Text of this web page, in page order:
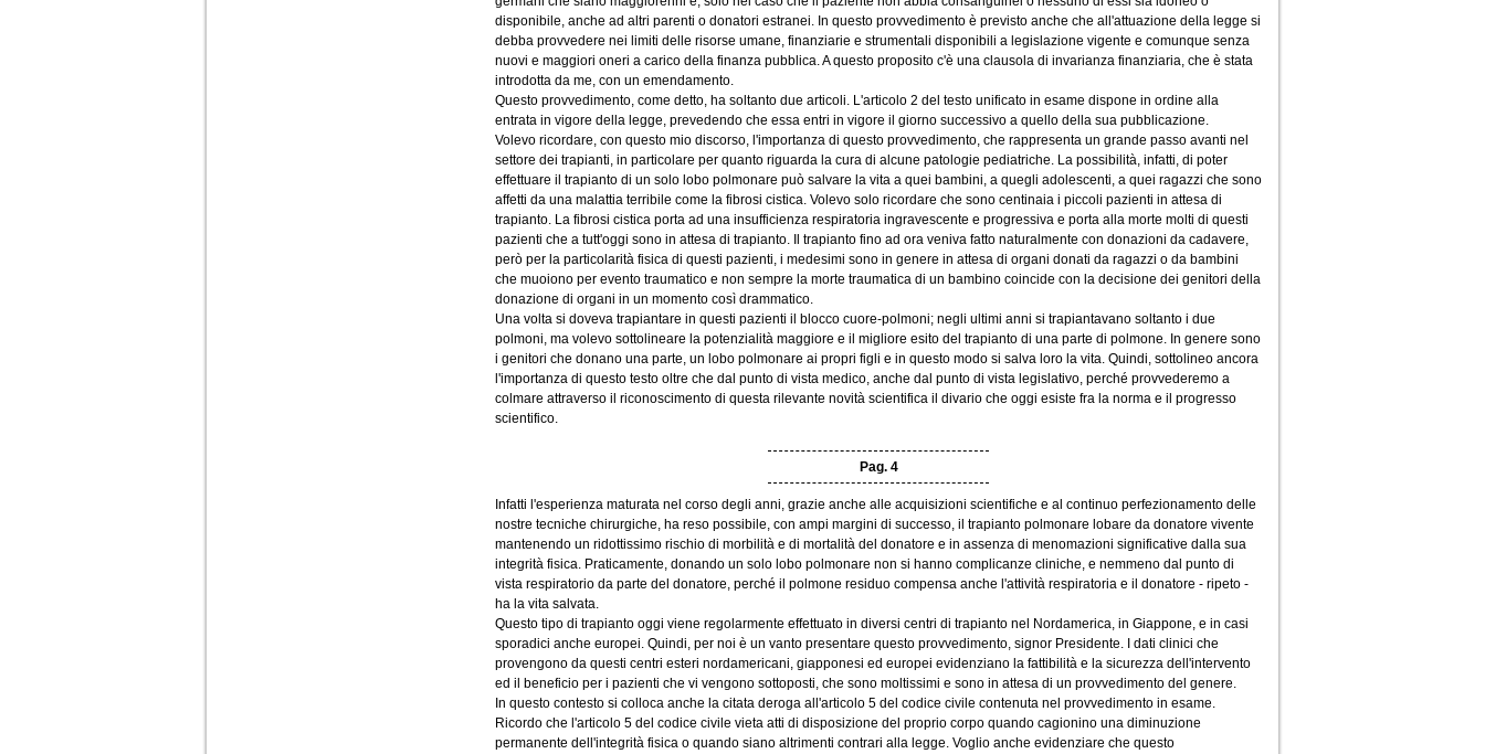
disponibile, anche ad altri parenti o donatori estranei. In questo provvedimento è previsto anche che all'attuazione della legge si
debba provvedere nei limiti delle risorse umane, finanziarie e strumentali disponibili a legislazione vigente e comunque senza
nuovi e maggiori oneri a carico della finanza pubblica. A questo proposito c'è una clausola di invarianza finanziaria, che è stata
introdotta da me, con un emendamento.
Questo provvedimento, come detto, ha soltanto due articoli. L'articolo 2 del testo unificato in esame dispone in ordine alla
entrata in vigore della legge, prevedendo che essa entri in vigore il giorno successivo a quello della sua pubblicazione.
Volevo ricordare, con questo mio discorso, l'importanza di questo provvedimento, che rappresenta un grande passo avanti nel
settore dei trapianti, in particolare per quanto riguarda la cura di alcune patologie pediatriche. La possibilità, infatti, di poter
effettuare il trapianto di un solo lobo polmonare può salvare la vita a quei bambini, a quegli adolescenti, a quei ragazzi che sono
affetti da una malattia terribile come la fibrosi cistica. Volevo solo ricordare che sono centinaia i piccoli pazienti in attesa di
trapianto. La fibrosi cistica porta ad una insufficienza respiratoria ingravescente e progressiva e porta alla morte molti di questi
pazienti che a tutt'oggi sono in attesa di trapianto. Il trapianto fino ad ora veniva fatto naturalmente con donazioni da cadavere,
però per la particolarità fisica di questi pazienti, i medesimi sono in genere in attesa di organi donati da ragazzi o da bambini
che muoiono per evento traumatico e non sempre la morte traumatica di un bambino coincide con la decisione dei genitori della
donazione di organi in un momento così drammatico.
Una volta si doveva trapiantare in questi pazienti il blocco cuore-polmoni; negli ultimi anni si trapiantavano soltanto i due
polmoni, ma volevo sottolineare la potenzialità maggiore e il migliore esito del trapianto di una parte di polmone. In genere sono
i genitori che donano una parte, un lobo polmonare ai propri figli e in questo modo si salva loro la vita. Quindi, sottolineo ancora
l'importanza di questo testo oltre che dal punto di vista medico, anche dal punto di vista legislativo, perché provvederemo a
colmare attraverso il riconoscimento di questa rilevante novità scientifica il divario che oggi esiste fra la norma e il progresso
scientifico.
Pag. 4
Infatti l'esperienza maturata nel corso degli anni, grazie anche alle acquisizioni scientifiche e al continuo perfezionamento delle
nostre tecniche chirurgiche, ha reso possibile, con ampi margini di successo, il trapianto polmonare lobare da donatore vivente
mantenendo un ridottissimo rischio di morbilità e di mortalità del donatore e in assenza di menomazioni significative dalla sua
integrità fisica. Praticamente, donando un solo lobo polmonare non si hanno complicanze cliniche, e nemmeno dal punto di
vista respiratorio da parte del donatore, perché il polmone residuo compensa anche l'attività respiratoria e il donatore - ripeto -
ha la vita salvata.
Questo tipo di trapianto oggi viene regolarmente effettuato in diversi centri di trapianto nel Nordamerica, in Giappone, e in casi
sporadici anche europei. Quindi, per noi è un vanto presentare questo provvedimento, signor Presidente. I dati clinici che
provengono da questi centri esteri nordamericani, giapponesi ed europei evidenziano la fattibilità e la sicurezza dell'intervento
ed il beneficio per i pazienti che vi vengono sottoposti, che sono moltissimi e sono in attesa di un provvedimento del genere.
In questo contesto si colloca anche la citata deroga all'articolo 5 del codice civile contenuta nel provvedimento in esame.
Ricordo che l'articolo 5 del codice civile vieta atti di disposizione del proprio corpo quando cagionino una diminuzione
permanente dell'integrità fisica o quando siano altrimenti contrari alla legge. Voglio anche evidenziare che questo